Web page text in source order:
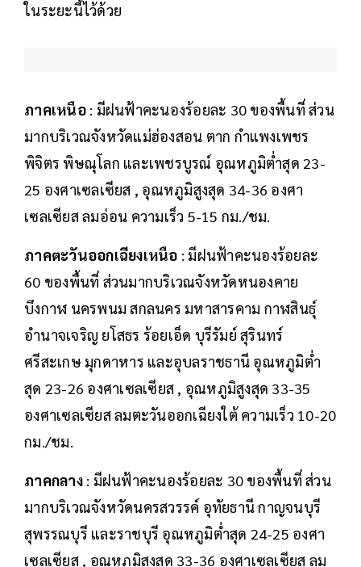
ในระยะนี้ไว้ด้วย
ภาคเหนือ: มีฝนฟ้าคะนองร้อยละ 30 ของพื้นที่ ส่วน
มากบริเวณจังหวัดแม่ฮ่องสอน ตาก กำแพงเพชร
พิจิตร พิษณุโลก และเพชรบูรณ์ อุณหภูมิต่ำสุด 23-
25 องศาเซลเซียส , อุณหภูมิสูงสุด 34-36 องศา
เซลเซียส ลมอ่อน ความเร็ว 5-15 กม./ชม.
ภาคตะวันออกเฉียงเหนือ : มีฝนฟ้าคะนองร้อยละ
60 ของพื้นที่ ส่วนมากบริเวณจังหวัดหนองคาย
บึงกาฬ นครพนม สกลนคร มหาสารคาม กาฬสินธุ์
อำนาจเจริญ ยโสธร ร้อยเอ็ด บุรีรัมย์ สุรินทร์
ศรีสะเกษ มุกดาหาร และอุบลราชธานี อุณหภูมิต่ำ
สุด 23-26 องศาเซลเซียส , อุณหภูมิสูงสุด 33-35
องศาเซลเซียส ลมตะวันออกเฉียงใต้ ความเร็ว 10-20
กม./ชม.
ภาคกลาง: มีฝนฟ้าคะนองร้อยละ 30 ของพื้นที่ ส่วน
มากบริเวณจังหวัดนครสวรรค์ อุทัยธานี กาญจนบุรี
สุพรรณบุรี และราชบุรี อุณหภูมิต่ำสุด 24-25 องศา
เซลเซียส , อุณหภูมิสูงสุด 33-36 องศาเซลเซียส ลม